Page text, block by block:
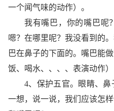
一个闻气味的动作）。
我有嘴巴，你的嘴巴呢
嗯？在哪里呢？我没看到的
巴在鼻子的下面的。嘴巴能
饭、喝水、、、、表演动作
4、保护五官。眼睛、
一想，说一说，我们应该怎